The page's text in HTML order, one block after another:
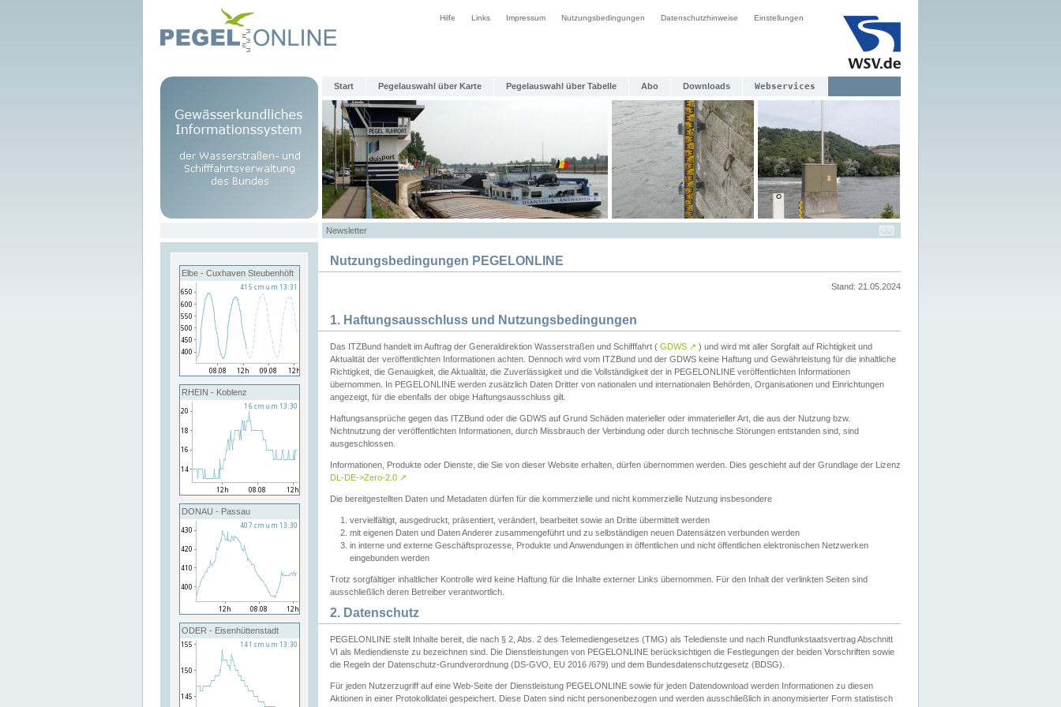
Hilfe Links Impressum Nutzungsbedingungen Datenschutzhinweise Einstellungen
Start Pegelauswahl über Karte Pegelauswahl über Tabelle Abo Downloads Webservices
Newsletter
Elbe - Cuxhaven Steubenhöft
RHEIN - Koblenz
DONAU - Passau
ODER - Eisenhüttenstadt
Nutzungsbedingungen PEGELONLINE
Stand: 21.05.2024
1. Haftungsausschluss und Nutzungsbedingungen
Das ITZBund handelt im Auftrag der Generaldirektion Wasserstraßen und Schifffahrt ( GDWS ↗ ) und wird mit aller Sorgfalt auf Richtigkeit und
Aktualität der veröffentlichten Informationen achten. Dennoch wird vom ITZBund und der GDWS keine Haftung und Gewährleistung für die inhaltliche
Richtigkeit, die Genauigkeit, die Aktualität, die Zuverlässigkeit und die Vollständigkeit der in PEGELONLINE veröffentlichten Informationen
übernommen. In PEGELONLINE werden zusätzlich Daten Dritter von nationalen und internationalen Behörden, Organisationen und Einrichtungen
angezeigt, für die ebenfalls der obige Haftungsausschluss gilt.
Haftungsansprüche gegen das ITZBund oder die GDWS auf Grund Schäden materieller oder immaterieller Art, die aus der Nutzung bzw.
Nichtnutzung der veröffentlichten Informationen, durch Missbrauch der Verbindung oder durch technische Störungen entstanden sind, sind
ausgeschlossen.
Informationen, Produkte oder Dienste, die Sie von dieser Website erhalten, dürfen übernommen werden. Dies geschieht auf der Grundlage der Lizenz
DL-DE->Zero-2.0 ↗
Die bereitgestellten Daten und Metadaten dürfen für die kommerzielle und nicht kommerzielle Nutzung insbesondere
vervielfältigt, ausgedruckt, präsentiert, verändert, bearbeitet sowie an Dritte übermittelt werden
mit eigenen Daten und Daten Anderer zusammengeführt und zu selbständigen neuen Datensätzen verbunden werden
in interne und externe Geschäftsprozesse, Produkte und Anwendungen in öffentlichen und nicht öffentlichen elektronischen Netzwerken
eingebunden werden
Trotz sorgfältiger inhaltlicher Kontrolle wird keine Haftung für die Inhalte externer Links übernommen. Für den Inhalt der verlinkten Seiten sind
ausschließlich deren Betreiber verantwortlich.
2. Datenschutz
PEGELONLINE stellt Inhalte bereit, die nach § 2, Abs. 2 des Telemediengesetzes (TMG) als Teledienste und nach Rundfunkstaatsvertrag Abschnitt
VI als Mediendienste zu bezeichnen sind. Die Dienstleistungen von PEGELONLINE berücksichtigen die Festlegungen der beiden Vorschriften sowie
die Regeln der Datenschutz-Grundverordnung (DS-GVO, EU 2016 /679) und dem Bundesdatenschutzgesetz (BDSG).
Für jeden Nutzerzugriff auf eine Web-Seite der Dienstleistung PEGELONLINE sowie für jeden Datendownload werden Informationen zu diesen
Aktionen in einer Protokolldatei gespeichert. Diese Daten sind nicht personenbezogen und werden ausschließlich in anonymisierter Form statistisch